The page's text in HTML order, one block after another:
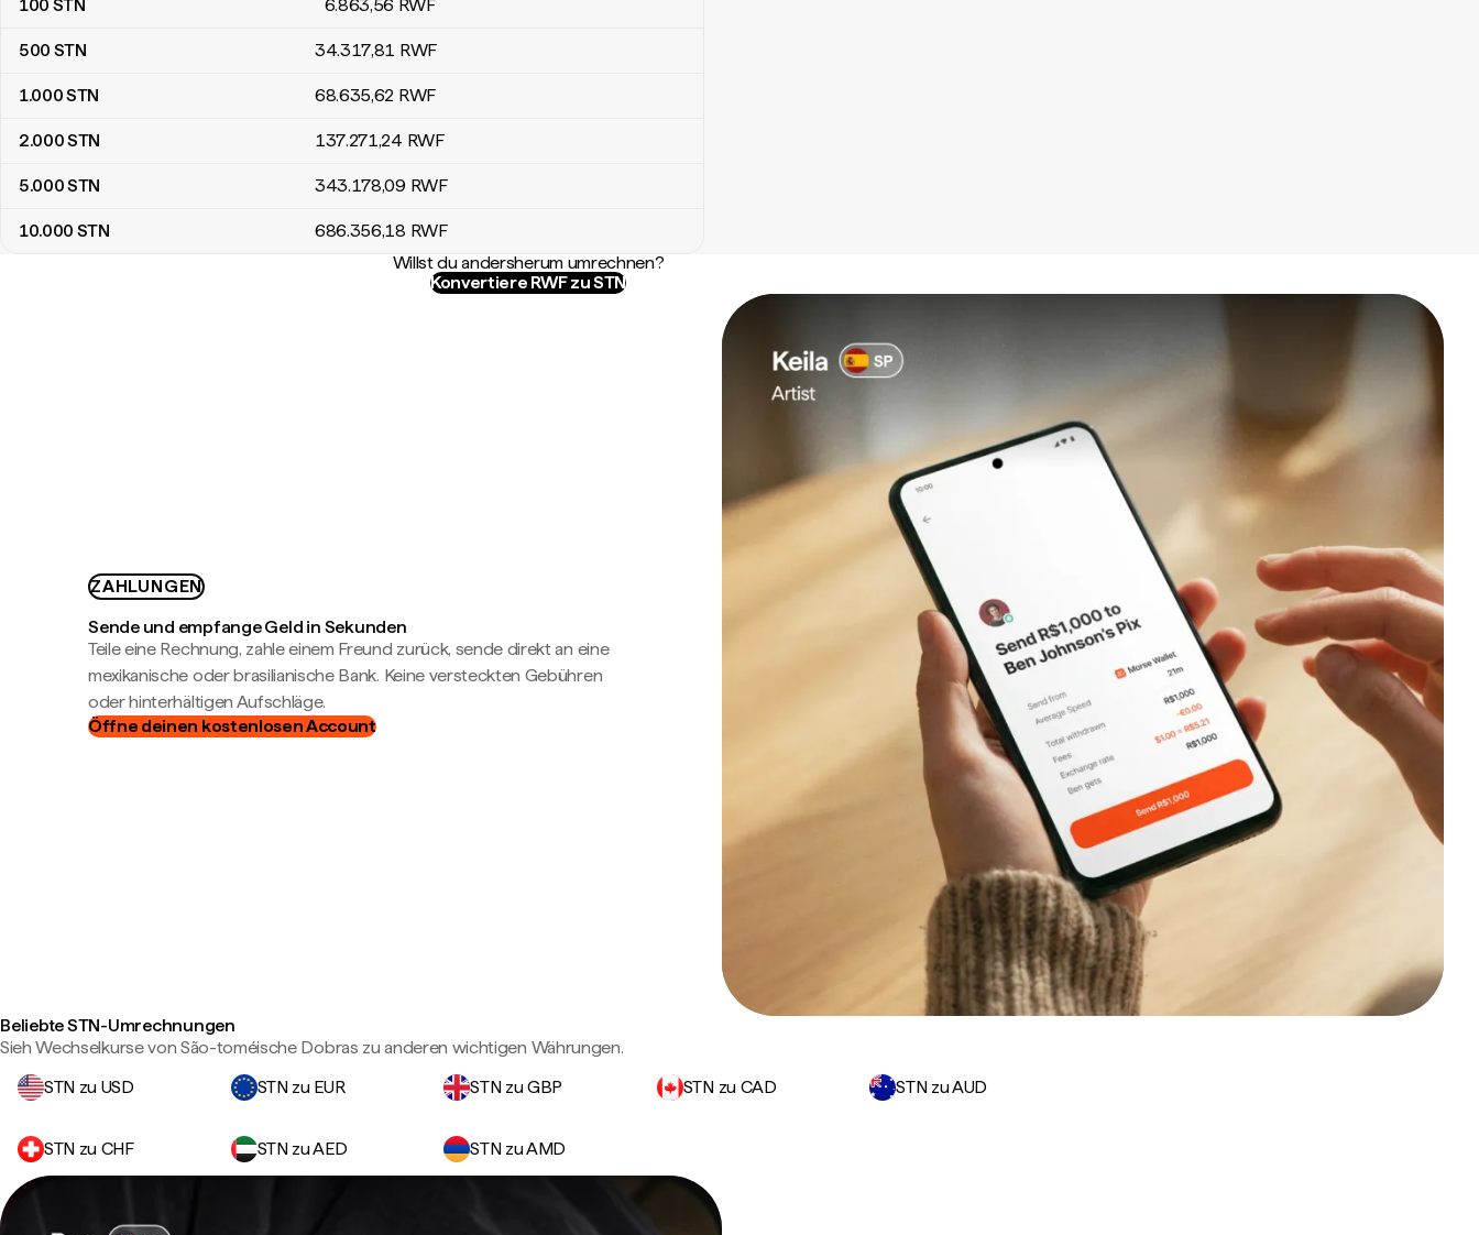
100 STN 6.863,56 RWF
500 STN 34.317,81 RWF
1.000STN 68.635,62 RWF
2.000STN 137.271,24 RWF
5.000STN 343.178,09 RWF
10.000 STN 686.356,18 RWF
Willst du andersherum umrechnen?
Konvertiere RWF zu STN
ZAHLUNGEN
Sende und empfange Geld in Sekunden
Teile eine Rechnung, zahle einem Freund zurück, sende direkt an eine
mexikanische oder brasilianische Bank. Keine versteckten Gebühren
oder hinterhältigen Aufschläge.
Öffne deinen kostenlosen Account
Beliebte STN-Umrechnungen
Sieh Wechselkurse von São-toméische Dobras zu anderen wichtigen Währungen.
STN zu USD
STN zu EUR STN zu GBP STN zu CAD STN zu AUD
STN zu CHF STN zu AED STN zu AMD